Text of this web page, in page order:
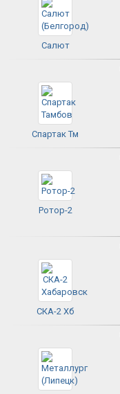
Салют
Спартак Тм
Ротор-2
СКА-2 Хб